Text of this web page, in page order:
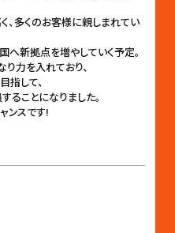
多くのお客様に親しまれてい
新拠点を増やしていく予定。
力を入れており、
指して、
ことになりました。
ンスです!